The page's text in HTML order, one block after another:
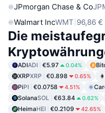
JPmorgan Chase & Co
Walmart IncWMT 96,86 €
Die
ADIADI €5.97 0.04%
XRPXRP €0.898 0.65%
PiPI €0.0758 4.51%
SolanaSOL €63.84 0.62%
HeimaHEI €0.2109 42.65%